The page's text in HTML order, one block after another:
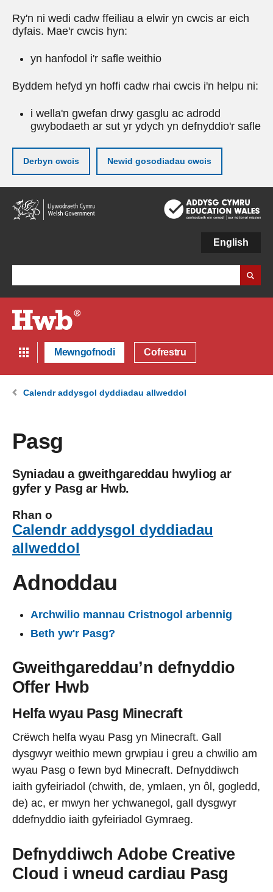
Ry'n ni wedi cadw ffeiliau a elwir yn cwcis ar eich
dyfais. Mae'r cwcis hyn:
yn hanfodol i'r safle weithio
Byddem hefyd yn hoffi cadw rhai cwcis i'n helpu ni:
i wella'n gwefan drwy gasglu ac adrodd
gwybodaeth ar sut yr ydych yn defnyddio'r safle
Derbyn cwcis Newid gosodiadau cwcis
Neidio
i'r
prif
English
Mewngofnodi Cofrestru
Calendr addysgol dyddiadau allweddol
Pasg
Syniadau a gweithgareddau hwyliog ar
gyfer y Pasg ar Hwb.
Rhan o
Calendr addysgol dyddiadau
allweddol
Adnoddau
Archwilio mannau Cristnogol arbennig
Beth yw'r Pasg?
Gweithgareddau’n defnyddio
Offer Hwb
Helfa wyau Pasg Minecraft
Crëwch helfa wyau Pasg yn Minecraft. Gall
dysgwyr weithio mewn grwpiau i greu a chwilio am
wyau Pasg o fewn byd Minecraft. Defnyddiwch
iaith gyfeiriadol (chwith, de, ymlaen, yn ôl, gogledd,
de) ac, er mwyn her ychwanegol, gall dysgwyr
ddefnyddio iaith gyfeiriadol Gymraeg.
Defnyddiwch Adobe Creative
Cloud i wneud cardiau Pasg